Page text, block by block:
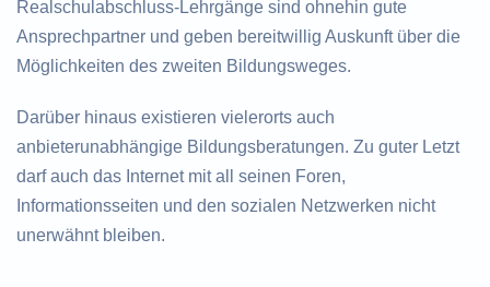
Realschulabschluss-Lehrgänge sind ohnehin gute
Ansprechpartner und geben bereitwillig Auskunft über die
Möglichkeiten des zweiten Bildungsweges.
Darüber hinaus existieren vielerorts auch
anbieterunabhängige Bildungsberatungen. Zu guter Letzt
darf auch das Internet mit all seinen Foren,
Informationsseiten und den sozialen Netzwerken nicht
unerwähnt bleiben.